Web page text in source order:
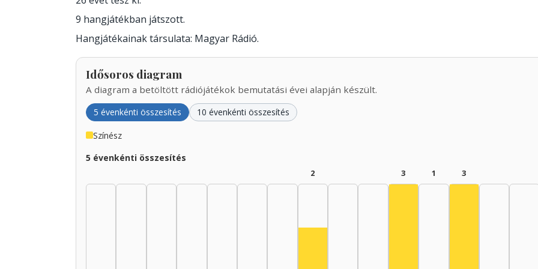
9 hangjátékban játszott.
Hangjátékainak társulata: Magyar Rádió.
Idősoros diagram
A diagram a betöltött rádiójátékok bemutatási évei alapján készült.
5 évenkénti összesítés 10 évenkénti összesítés
Színész
5 évenkénti összesítés
2 3 1 3